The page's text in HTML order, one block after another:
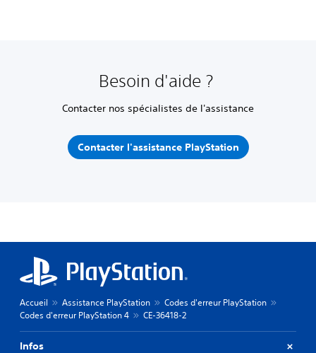
Besoin d'aide ?
Contacter nos spécialistes de l'assistance
Contacter l'assistance PlayStation
Accueil Assistance PlayStation
Codes d'erreur PlayStation
Codes d'erreur PlayStation 4
CE-36418-2
Infos